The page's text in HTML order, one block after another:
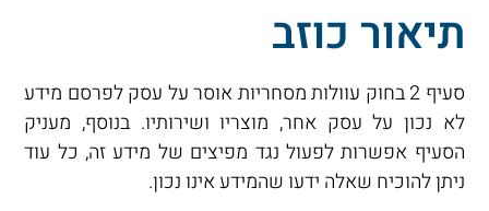
תיאור כוזב
סעיף 2 בחוק עוולות מסחריות אוסר על עסק לפרסם מידע
לא נכון על עסק אחר, מוצריו ושירותיו. בנוסף, מעניק
הסעיף אפשרות לפעול נגד מפיצים של מידע זה, כל עוד
ניתן להוכיח שאלה ידעו שהמידע אינו נכון.